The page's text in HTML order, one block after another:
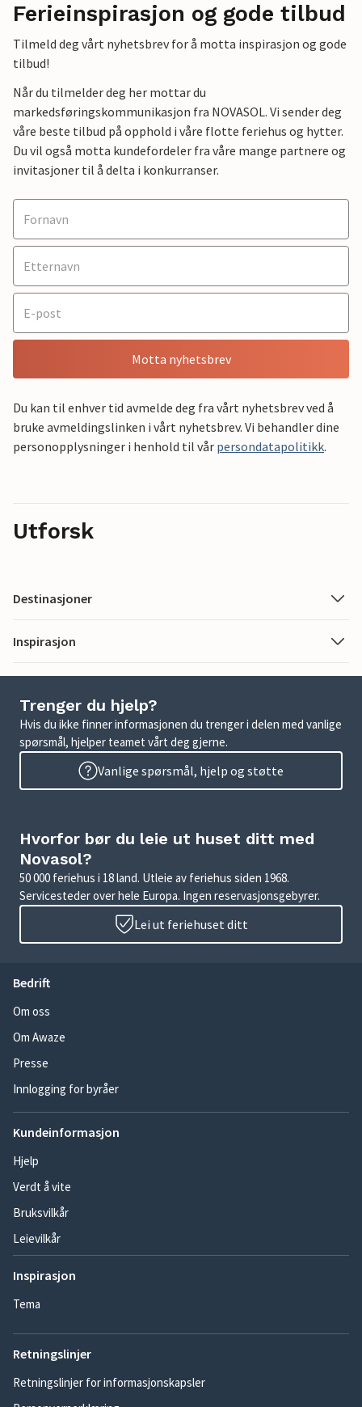
Ferieinspirasjon og gode tilbud
Tilmeld deg vårt nyhetsbrev for å motta inspirasjon og gode
tilbud!
Når du tilmelder deg her mottar du
markedsføringskommunikasjon fra NOVASOL. Vi sender deg
våre beste tilbud på opphold i våre flotte feriehus og hytter.
Du vil også motta kundefordeler fra våre mange partnere og
invitasjoner til å delta i konkurranser.
Motta nyhetsbrev
Du kan til enhver tid avmelde deg fra vårt nyhetsbrev ved å
bruke avmeldingslinken i vårt nyhetsbrev. Vi behandler dine
personopplysninger i henhold til vår persondatapolitikk.
Utforsk
Destinasjoner
Inspirasjon
Trenger du hjelp?
Hvis du ikke finner informasjonen du trenger i delen med vanlige
spørsmål, hjelper teamet vårt deg gjerne.
Vanlige spørsmål, hjelp og støtte
Hvorfor bør du leie ut huset ditt med
Novasol?
50 000 feriehus i 18 land. Utleie av feriehus siden 1968.
Servicesteder over hele Europa. Ingen reservasjonsgebyrer.
Lei ut feriehuset ditt
Bedrift
Om oss
Om Awaze
Presse
Innlogging for byråer
Kundeinformasjon
Hjelp
Verdt å vite
Bruksvilkår
Leievilkår
Inspirasjon
Tema
Retningslinjer
Retningslinjer for informasjonskapsler